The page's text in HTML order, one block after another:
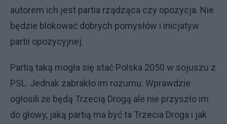
autorem ich jest partia rządząca czy opozycja. Nie
będzie blokować dobrych pomysłów i inicjatyw
partii opozycyjnej.
Partią taką mogła się stać Polska 2050 w sojuszu z
PSL. Jednak zabrakło im rozumu. Wprawdzie
ogłosili że będą Trzecią Drogą ale nie przyszło im
do głowy, jaką partią ma być ta Trzecia Droga i jak